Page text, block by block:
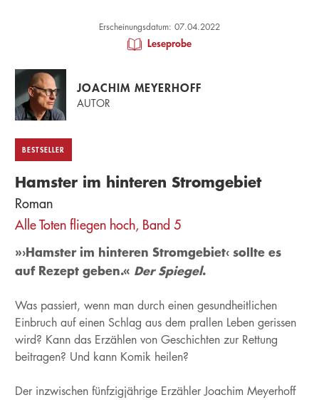
Erscheinungsdatum: 07.04.2022
Leseprobe
JOACHIM MEYERHOFF
AUTOR
BESTSELLER
Hamster im hinteren Stromgebiet
Roman
Alle Toten fliegen hoch, Band 5
»›Hamster im hinteren Stromgebiet‹ sollte es
auf Rezept geben.« Der Spiegel.
Was passiert, wenn man durch einen gesundheitlichen
Einbruch auf einen Schlag aus dem prallen Leben gerissen
wird? Kann das Erzählen von Geschichten zur Rettung
beitragen? Und kann Komik heilen?
Der inzwischen fünfzigjährige Erzähler Joachim Meyerhoff